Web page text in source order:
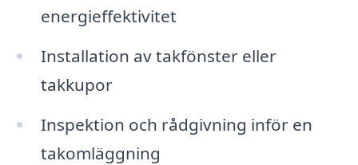
energieffektivitet
Installation av takfönster eller
takkupor
Inspektion och rådgivning inför en
takomläggning